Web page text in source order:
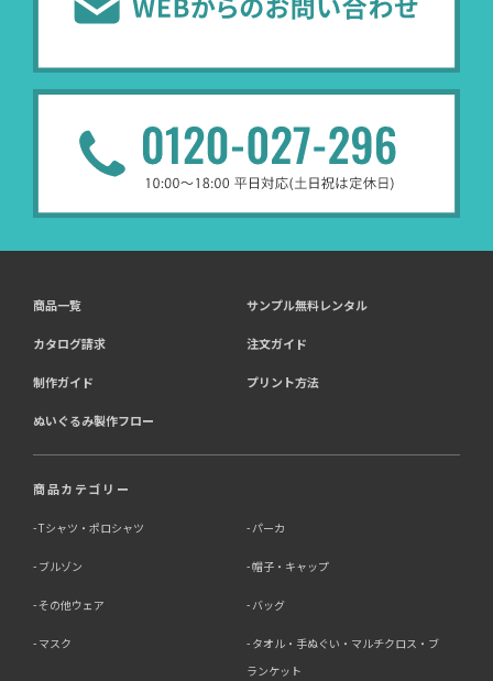
商品一覧 サンプル無料レンタル
カタログ請求 注文ガイド
制作ガイド プリント方法
ぬいぐるみ製作フロー
商品カテゴリー
Tシャツ・ポロシャツ パーカ
ブルゾン 帽子・キャップ
その他ウェア バッグ
マスク
タオル・手ぬぐい・マルチクロス・ブ
ランケット